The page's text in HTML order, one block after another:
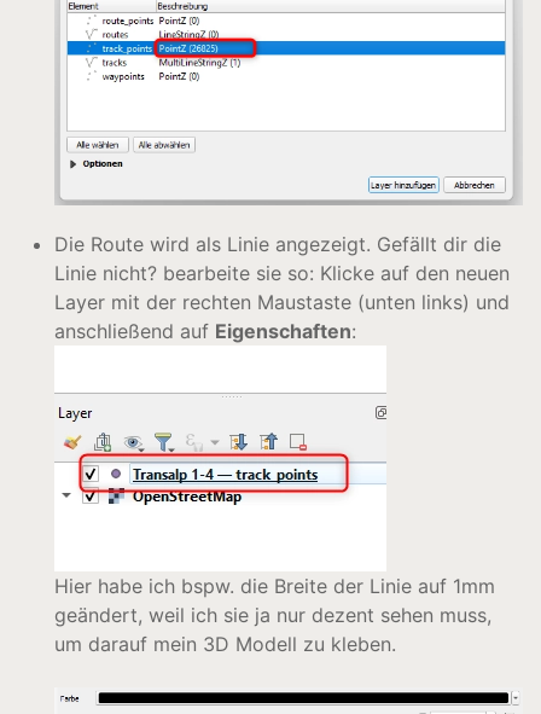
Die Route wird als Linie angezeigt. Gefällt dir die
Linie nicht? bearbeite sie so: Klicke auf den neuen
Layer mit der rechten Maustaste (unten links) und
anschließend auf Eigenschaften:
Hier habe ich bspw. die Breite der Linie auf 1mm
geändert, weil ich sie ja nur dezent sehen muss,
um darauf mein 3D Modell zu kleben.